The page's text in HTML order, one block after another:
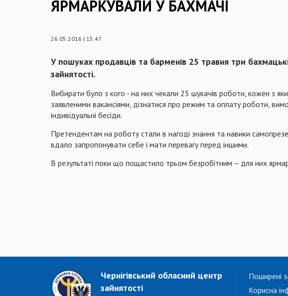
ЯРМАРКУВАЛИ У БАХМАЧІ
26.05.2016 | 15:47
У пошуках продавців та барменів 25 травня три
зайнятості.
Вибирати було з кого - на них чекали 25 шукачів роботи, кожен з
заявленими вакансіями, дізнатися про режим та оплату роботи,
індивідуальні бесіди.
Претендентам на роботу стали в нагоді знання та навики
вдало запропонувати себе і мати перевагу перед іншими.
В результаті поки що пощастило трьом безробітним – для них
Чернігівський обласний центр
зайнятості
Поширені
Корисна